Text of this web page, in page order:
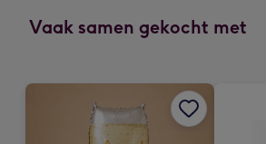
mm
onuitwisbare
Dimensions:
Vaak samen gekocht met